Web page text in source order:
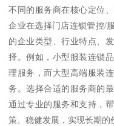
不同的服务商在核心定位
企业在选择门店连锁管控/
的企业类型、行业特点、
择。例如，小型服装连锁
理服务，而大型高端服装
务。选择合适的服务商的
通过专业的服务和支持，
策、稳健发展，实现长期的